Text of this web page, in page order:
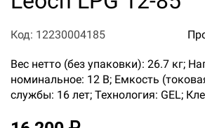
Код: 12230004185
Вес нетто (без упаковки): 26.7 кг;
номинальное: 12 В; Емкость
службы: 16 лет; Технология: GEL;